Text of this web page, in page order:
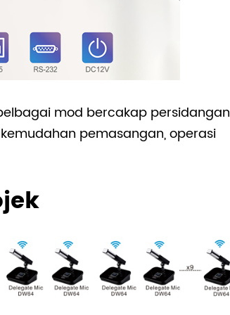
mod bercakap persidangan
pemasangan, operasi